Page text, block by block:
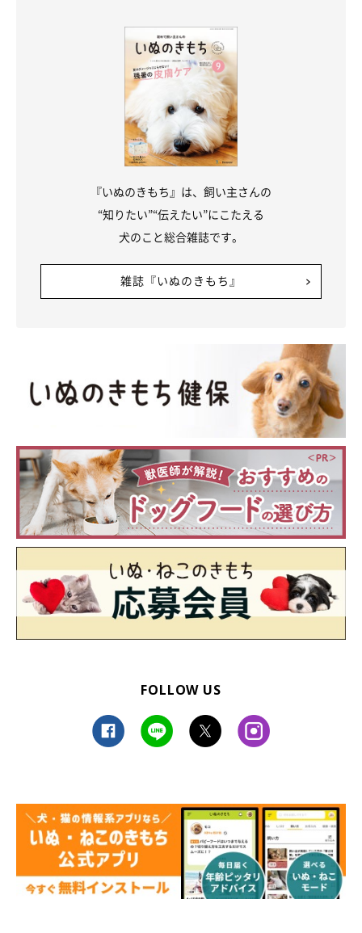
ドッグランにありがちなトラブル
いぬのきもち投稿写真ギャラリー
トラブル例1. 「興奮して、ほかの犬に激しく吠えてしま
ウンさせます。吠えない成功体験を積ませていきましょう。
『いぬのきもち』は、飼い主さんの
“知りたい”“伝えたい”にこたえる
犬のこと総合雑誌です。
雑誌『いぬのきもち』
FOLLOW US